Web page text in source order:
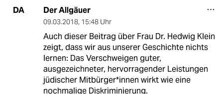
DA Der Allgäuer
09.03.2018, 15:48 Uhr
Auch dieser Beitrag über Frau Dr. Hedwig Klein
zeigt, dass wir aus unserer Geschichte nichts
lernen: Das Verschweigen guter,
ausgezeichneter, hervorragender Leistungen
jüdischer Mitbürger*innen wirkt wie eine
nochmalige Diskriminierung.